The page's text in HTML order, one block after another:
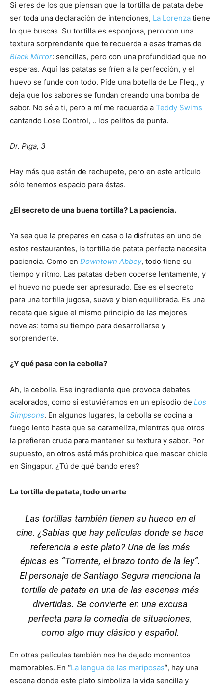
Si eres de los que piensan que la tortilla de patata debe
ser toda una declaración de intenciones, La Lorenza tiene
lo que buscas. Su tortilla es esponjosa, pero con una
textura sorprendente que te recuerda a esas tramas de
Black Mirror: sencillas, pero con una profundidad que no
esperas. Aquí las patatas se fríen a la perfección, y el
huevo se funde con todo. Pide una botella de Le Fleq., y
deja que los sabores se fundan creando una bomba de
sabor. No sé a ti, pero a mí me recuerda a Teddy Swims
cantando Lose Control, .. los pelitos de punta.
Dr. Piga, 3
Hay más que están de rechupete, pero en este artículo
sólo tenemos espacio para éstas.
¿El secreto de una buena tortilla? La paciencia.
Ya sea que la prepares en casa o la disfrutes en uno de
estos restaurantes, la tortilla de patata perfecta necesita
paciencia. Como en Downtown Abbey, todo tiene su
tiempo y ritmo. Las patatas deben cocerse lentamente, y
el huevo no puede ser apresurado. Ese es el secreto
para una tortilla jugosa, suave y bien equilibrada. Es una
receta que sigue el mismo principio de las mejores
novelas: toma su tiempo para desarrollarse y
sorprenderte.
¿Y qué pasa con la cebolla?
Ah, la cebolla. Ese ingrediente que provoca debates
acalorados, como si estuviéramos en un episodio de Los
Simpsons. En algunos lugares, la cebolla se cocina a
fuego lento hasta que se carameliza, mientras que otros
la prefieren cruda para mantener su textura y sabor. Por
supuesto, en otros está más prohibida que mascar chicle
en Singapur. ¿Tú de qué bando eres?
La tortilla de patata, todo un arte
Las tortillas también tienen su hueco en el
cine. ¿Sabías que hay películas donde se hace
referencia a este plato? Una de las más
épicas es “Torrente, el brazo tonto de la ley“.
El personaje de Santiago Segura menciona la
tortilla de patata en una de las escenas más
divertidas. Se convierte en una excusa
perfecta para la comedia de situaciones,
como algo muy clásico y español.
En otras películas también nos ha dejado momentos
memorables. En “La lengua de las mariposas“, hay una
escena donde este plato simboliza la vida sencilla y